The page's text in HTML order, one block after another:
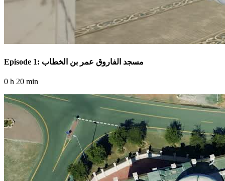
Episode 1: مسجد الفاروق عمر بن الخطاب
0 h 20 min